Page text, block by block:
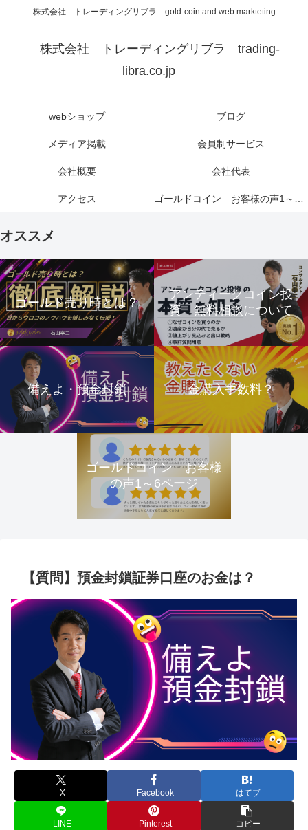
株式会社 トレーディングリブラ gold-coin and web markteting
株式会社 トレーディングリブラ trading-
libra.co.jp
webショップ ブログ
メディア掲載 会員制サービス
会社概要 会社代表
アクセス ゴールドコイン お客様の声1～6ページ
オススメ
ゴールド売り時とは？
アンティークコイン投
資 無料相談について
備えよ・預金封鎖 金購入手数料？
ゴールドコイン お客様
の声1～6ページ
【質問】預金封鎖証券口座のお金は？
X Facebook はてブ
LINE Pinterest コピー